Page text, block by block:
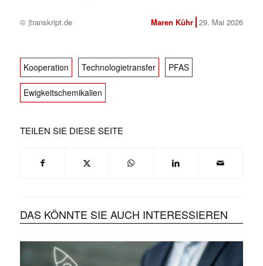
© |transkript.de Maren Kühr 29. Mai 2026
Kooperation Technologietransfer PFAS
Ewigkeitschemikalien
TEILEN SIE DIESE SEITE
DAS KÖNNTE SIE AUCH INTERESSIEREN